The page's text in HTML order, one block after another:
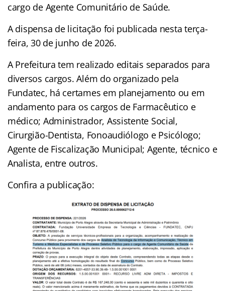
cargo de Agente Comunitário de Saúde.
A dispensa de licitação foi publicada nesta terça-
feira, 30 de junho de 2026.
A Prefeitura tem realizado editais separados para
diversos cargos. Além do organizado pela
Fundatec, há certames em planejamento ou em
andamento para os cargos de Farmacêutico e
médico; Administrador, Assistente Social,
Cirurgião-Dentista, Fonoaudiólogo e Psicólogo;
Agente de Fiscalização Municipal; Agente, técnico e
Analista, entre outros.
Confira a publicação: